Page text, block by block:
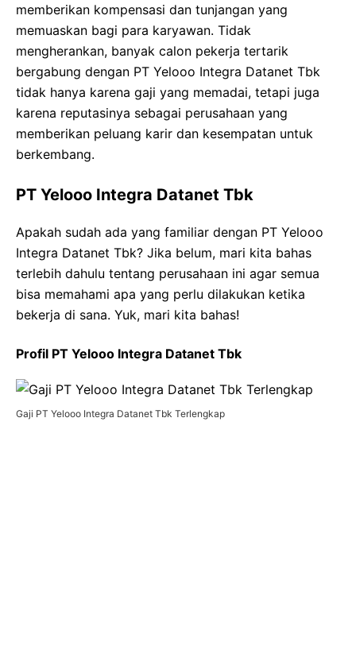
memberikan kompensasi dan tunjangan yang
memuaskan bagi para karyawan. Tidak
mengherankan, banyak calon pekerja tertarik
bergabung dengan PT Yelooo Integra Datanet Tbk
tidak hanya karena gaji yang memadai, tetapi juga
karena reputasinya sebagai perusahaan yang
memberikan peluang karir dan kesempatan untuk
berkembang.
PT Yelooo Integra Datanet Tbk
Apakah sudah ada yang familiar dengan PT Yelooo
Integra Datanet Tbk? Jika belum, mari kita bahas
terlebih dahulu tentang perusahaan ini agar semua
bisa memahami apa yang perlu dilakukan ketika
bekerja di sana. Yuk, mari kita bahas!
Profil PT Yelooo Integra Datanet Tbk
Gaji PT Yelooo Integra Datanet Tbk Terlengkap